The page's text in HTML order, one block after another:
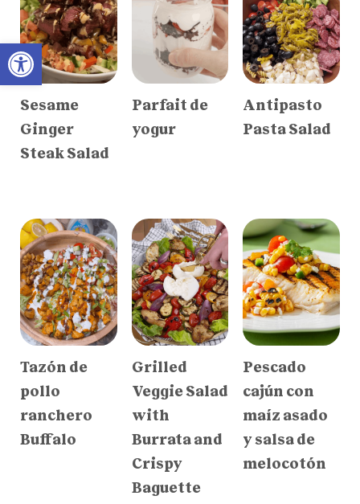
Open toolbar
Sesame
Ginger
Steak Salad
Parfait de
yogur
Antipasto
Pasta Salad
Tazón de
pollo
ranchero
Buffalo
Grilled
Veggie Salad
with
Burrata and
Crispy
Baguette
Pescado
cajún con
maíz asado
y salsa de
melocotón